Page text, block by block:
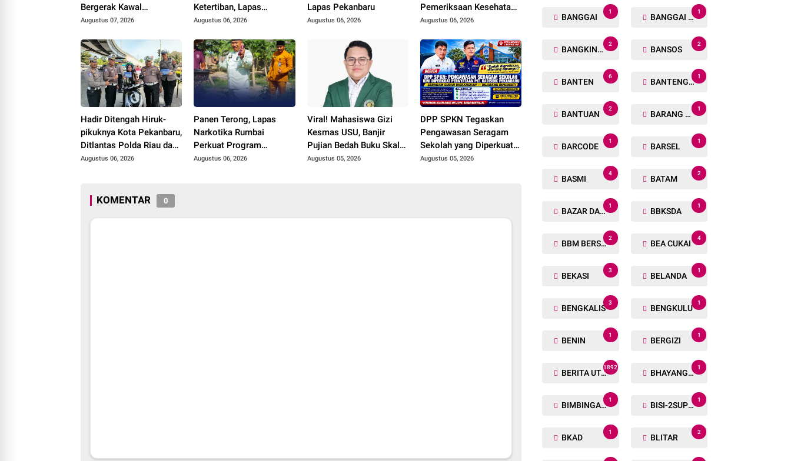
Bergerak Kawal
Swasembada Pangan
Augustus 07, 2026
Ketertiban, Lapas
Narkotika Rumbai Gelar
Augustus 06, 2026
Lapas Pekanbaru
Augustus 06, 2026
Pemeriksaan Kesehatan
Gratis untuk Warga
Augustus 06, 2026
Hadir Ditengah Hiruk-
pikuknya Kota Pekanbaru,
Ditlantas Polda Riau dan
Polantas KARIB Kobarkan
Policing Jelang HUT RI
Augustus 06, 2026
Panen Terong, Lapas
Narkotika Rumbai
Perkuat Program
Ketahanan Pangan
Augustus 06, 2026
Viral! Mahasiswa Gizi
Kesmas USU, Banjir
Pujian Bedah Buku Skala
International dari 70 Ribu
Augustus 05, 2026
DPP SPKN Tegaskan
Pengawasan Seragam
Sekolah yang Diperkuat
Oleh Peryataan Plt.
Augustus 05, 2026
KOMENTAR 0
BANGGAI
1
BANGGAI LAUT
1
BANGKINANG
2
BANSOS
2
BANTEN
6
BANTENG RAIDERS
1
BANTUAN
2
BARANG TUAKA
1
BARCODE
1
BARSEL
1
BASMI
4
BATAM
2
BAZAR DAN BAKSOS RAMADHAN
1
BBKSDA
1
BBM BERSUBSIDI
2
BEA CUKAI
4
BEKASI
3
BELANDA
1
BENGKALIS
3
BENGKULU
1
BENIN
1
BERGIZI
1
BERITA UTAMA
1892
BHAYANGKARA RUN
1
BIMBINGAN ROHANI
1
BISI-2SUPER
1
BKAD
1
BLITAR
2